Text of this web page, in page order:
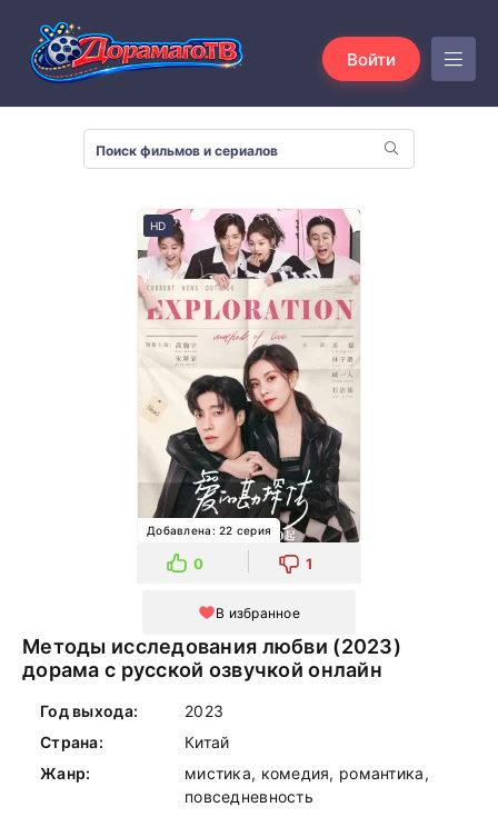
Войти
HD
Добавлена: 22 серия
0 1
В избранное
Методы исследования любви (2023)
дорама с русской озвучкой онлайн
Год выхода:
2023
Страна:
Китай
Жанр:
мистика, комедия, романтика,
повседневность